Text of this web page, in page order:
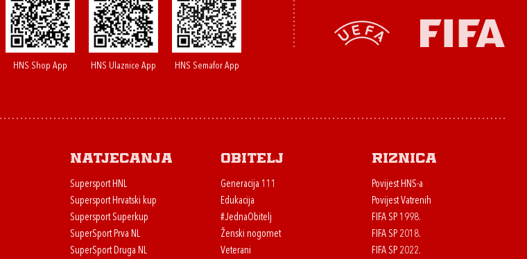
HNS Shop App HNS Ulaznice App HNS Semafor App
Natjecanja
Supersport HNL
Supersport Hrvatski kup
Supersport Superkup
SuperSport Prva NL
SuperSport Druga NL
Obitelj
Generacija 111
Edukacija
#JednaObitelj
Ženski nogomet
Veterani
Riznica
Povijest HNS-a
Povijest Vatrenih
FIFA SP 1998.
FIFA SP 2018.
FIFA SP 2022.